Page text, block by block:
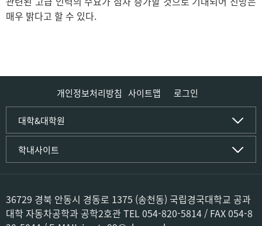
매우 밝다고 할 수 있다.
개인정보처리방침 사이트맵 로그인
대학&대학원
인문사회·IT대학
인문·문화학부
국어국문학전공
중국어문·문화학전공
한자문화콘텐츠학전공
미디어문화커뮤니케이션학전공
사학전공
학내사이트
국립경국대학교
(재)국립경국대학교발전기금
공용S/W관리시스템
공자학원
공학교육인증시스템
36729 경북 안동시 경동로 1375 (송천동) 국립경국대학교 공과
대학 자동차공학과 공학2호관 TEL 054-820-5814 / FAX 054-8